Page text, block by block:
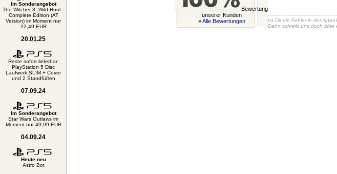
Im Sonderangebot
The Witcher 3: Wild Hunt -
Complete Edition (AT
Version) im Moment nur
22,49 EUR
20.01.25
Reste sofort lieferbar:
PlayStation 5 Disc
Laufwerk SLIM + Cover
und 2 Standfüßen
07.09.24
Im Sonderangebot
Star Wars Outlaws im
Moment nur 49,99 EUR
04.09.24
Heute neu
Astro Bot
Bewertung
unserer Kunden
»Alle Bewertungen
Ist Dir ein Fehler in der
Dann schreib uns doch bitte